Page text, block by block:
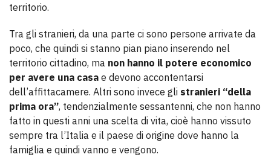
territorio.
Tra gli stranieri, da una parte ci sono persone arrivate da
poco, che quindi si stanno pian piano inserendo nel
territorio cittadino, ma non hanno il potere economico
per avere una casa e devono accontentarsi
dell’affittacamere. Altri sono invece gli stranieri “della
prima ora”, tendenzialmente sessantenni, che non hanno
fatto in questi anni una scelta di vita, cioè hanno vissuto
sempre tra l’Italia e il paese di origine dove hanno la
famiglia e quindi vanno e vengono.